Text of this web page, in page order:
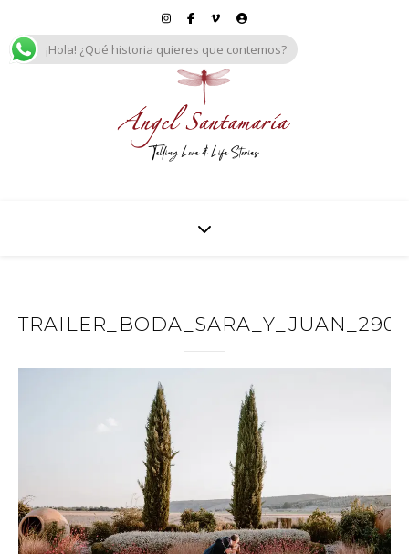
¡Hola! ¿Qué historia quieres que contemos?